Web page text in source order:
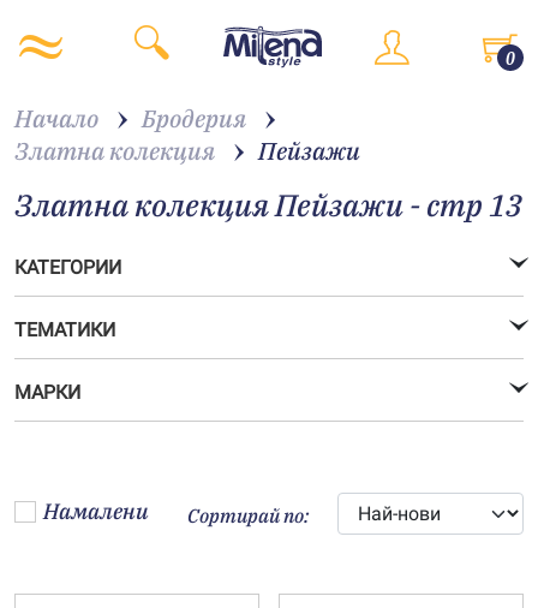
0
Начало
Бродерия
Златна колекция
Пейзажи
Златна колекция Пейзажи - стр 13
КАТЕГОРИИ
ТЕМАТИКИ
МАРКИ
Намалени Сортирай по: